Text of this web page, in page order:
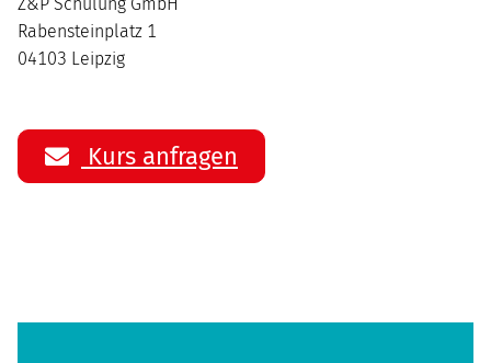
Z&P Schulung GmbH
Rabensteinplatz 1
04103 Leipzig
Kurs anfragen